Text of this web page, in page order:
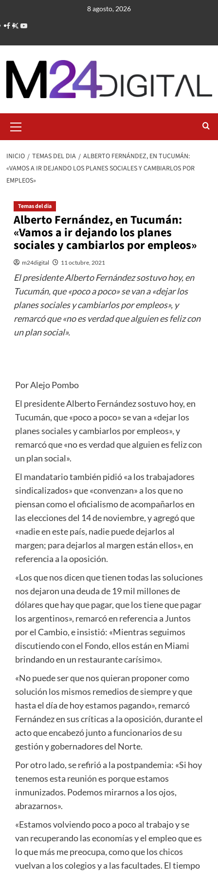
contenido
8 agosto, 2026
primario
INICIO TEMAS DEL DIA
ALBERTO FERNÁNDEZ, EN TUCUMÁN:
«VAMOS A IR DEJANDO LOS PLANES SOCIALES Y CAMBIARLOS POR
EMPLEOS»
Temas del dia
Alberto Fernández, en Tucumán:
«Vamos a ir dejando los planes
sociales y cambiarlos por empleos»
m24digital 11 octubre, 2021
El presidente Alberto Fernández sostuvo hoy, en
Tucumán, que «poco a poco» se van a «dejar los
planes sociales y cambiarlos por empleos», y
remarcó que «no es verdad que alguien es feliz con
un plan social».
Por Alejo Pombo
El presidente Alberto Fernández sostuvo hoy, en
Tucumán, que «poco a poco» se van a «dejar los
planes sociales y cambiarlos por empleos», y
remarcó que «no es verdad que alguien es feliz con
un plan social».
El mandatario también pidió «a los trabajadores
sindicalizados» que «convenzan» a los que no
piensan como el oficialismo de acompañarlos en
las elecciones del 14 de noviembre, y agregó que
«nadie en este país, nadie puede dejarlos al
margen; para dejarlos al margen están ellos», en
referencia a la oposición.
«Los que nos dicen que tienen todas las soluciones
nos dejaron una deuda de 19 mil millones de
dólares que hay que pagar, que los tiene que pagar
los argentinos», remarcó en referencia a Juntos
por el Cambio, e insistió: «Mientras seguimos
discutiendo con el Fondo, ellos están en Miami
brindando en un restaurante carísimo».
«No puede ser que nos quieran proponer como
solución los mismos remedios de siempre y que
hasta el día de hoy estamos pagando», remarcó
Fernández en sus críticas a la oposición, durante el
acto que encabezó junto a funcionarios de su
gestión y gobernadores del Norte.
Por otro lado, se refirió a la postpandemia: «Si hoy
tenemos esta reunión es porque estamos
inmunizados. Podemos mirarnos a los ojos,
abrazarnos».
«Estamos volviendo poco a poco al trabajo y se
van recuperando las economías y el empleo que es
lo que más me preocupa, como que los chicos
vuelvan a los colegios y a las facultades. El tiempo